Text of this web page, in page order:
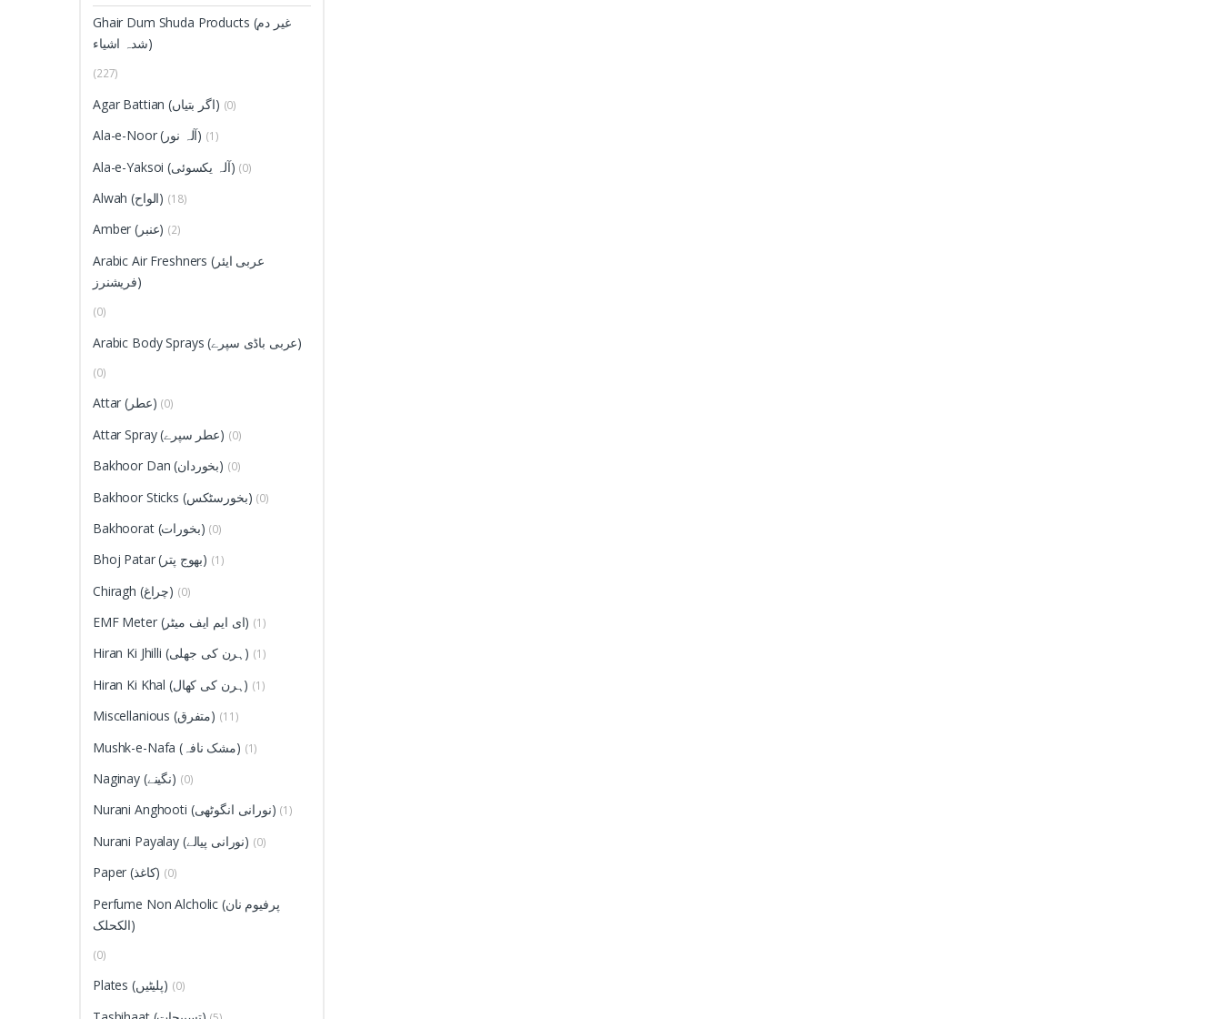
Ghair Dum Shuda Products (غیر دم
شدہ اشیاء)
(227)
Agar Battian (اگر بتیاں) (0)
Ala-e-Noor (آلہ نور) (1)
Ala-e-Yaksoi (آلہ یکسوئی) (0)
Alwah (الواح) (18)
Amber (عنبر) (2)
Arabic Air Freshners (عربی ایئر
فریشنرز)
(0)
Arabic Body Sprays (عربی باڈی سپرے)
(0)
Attar (عطر) (0)
Attar Spray (عطر سپرے) (0)
Bakhoor Dan (بخوردان) (0)
Bakhoor Sticks (بخورسٹکس) (0)
Bakhoorat (بخورات) (0)
Bhoj Patar (بھوج پتر) (1)
Chiragh (چراغ) (0)
EMF Meter (ای ایم ایف میٹر) (1)
Hiran Ki Jhilli (ہرن کی جھلی) (1)
Hiran Ki Khal (ہرن کی کھال) (1)
Miscellanious (متفرق) (11)
Mushk-e-Nafa (مشک نافہ) (1)
Naginay (نگینے) (0)
Nurani Anghooti (نورانی انگوٹھی) (1)
Nurani Payalay (نورانی پیالے) (0)
Paper (کاغذ) (0)
Perfume Non Alcholic (پرفیوم نان
الکحلک)
(0)
Plates (پلیٹیں) (0)